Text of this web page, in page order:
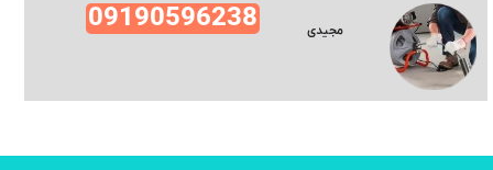
مجیدی 09190596238